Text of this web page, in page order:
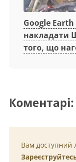
Google
накладати
того, що
Коментарі:
Вам доступний